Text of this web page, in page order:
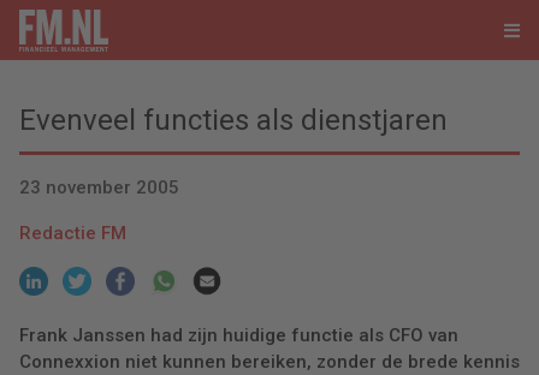
Evenveel functies als dienstjaren
23 november 2005
Redactie FM
Frank Janssen had zijn huidige functie als CFO van
Connexxion niet kunnen bereiken, zonder de brede kennis